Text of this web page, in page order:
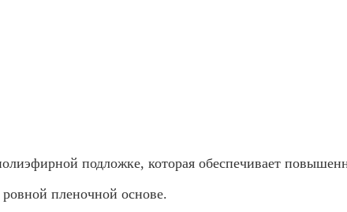
подложке, которая обеспечивает
пленочной основе.